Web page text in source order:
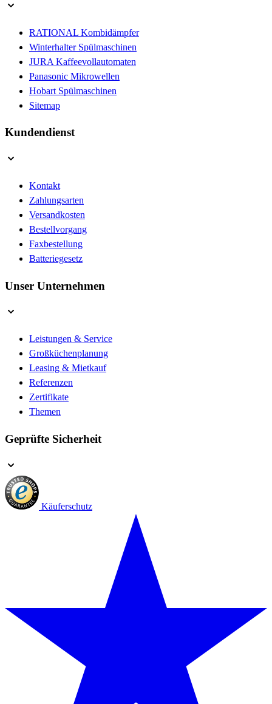
RATIONAL Kombidämpfer
Winterhalter Spülmaschinen
JURA Kaffeevollautomaten
Panasonic Mikrowellen
Hobart Spülmaschinen
Sitemap
Kundendienst
Kontakt
Zahlungsarten
Versandkosten
Bestellvorgang
Faxbestellung
Batteriegesetz
Unser Unternehmen
Leistungen & Service
Großküchenplanung
Leasing & Mietkauf
Referenzen
Zertifikate
Themen
Geprüfte Sicherheit
Käuferschutz